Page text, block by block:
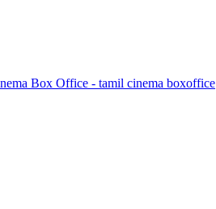
Box Office - tamil cinema boxoffice